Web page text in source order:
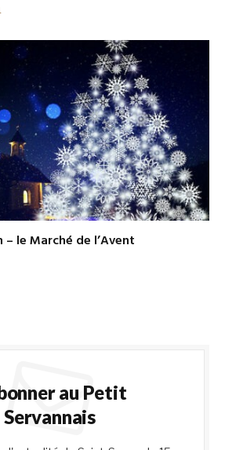
le Marché de l’Avent
au Petit
Servannais